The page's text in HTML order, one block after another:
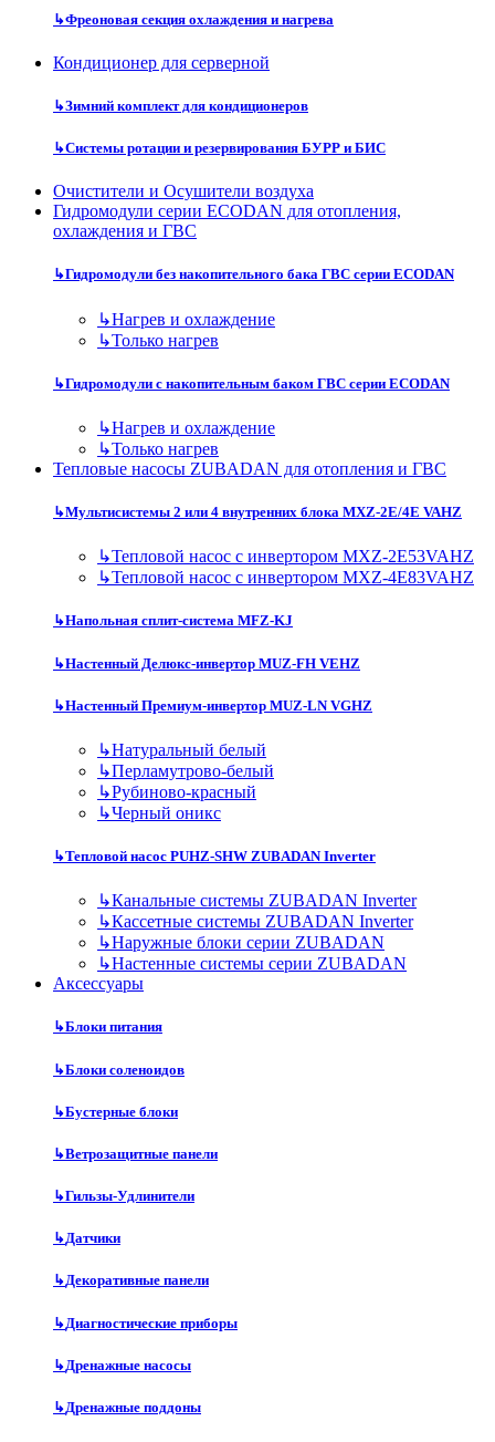
↳Фреоновая секция охлаждения и нагрева
Кондиционер для серверной
↳Зимний комплект для кондиционеров
↳Системы ротации и резервирования БУРР и БИС
Очистители и Осушители воздуха
Гидромодули серии ECODAN для отопления,
охлаждения и ГВС
↳Гидромодули без накопительного бака ГВС серии ECODAN
↳Нагрев и охлаждение
↳Только нагрев
↳Гидромодули с накопительным баком ГВС серии ECODAN
↳Нагрев и охлаждение
↳Только нагрев
Тепловые насосы ZUBADAN для отопления и ГВС
↳Мультисистемы 2 или 4 внутренних блока MXZ-2E/4E VAHZ
↳Тепловой насос с инвертором MXZ-2E53VAHZ
↳Тепловой насос с инвертором MXZ-4E83VAHZ
↳Напольная сплит-система MFZ-KJ
↳Настенный Делюкс-инвертор MUZ-FH VEHZ
↳Настенный Премиум-инвертор MUZ-LN VGHZ
↳Натуральный белый
↳Перламутрово-белый
↳Рубиново-красный
↳Черный оникс
↳Тепловой насос PUHZ-SHW ZUBADAN Inverter
↳Канальные системы ZUBADAN Inverter
↳Кассетные системы ZUBADAN Inverter
↳Наружные блоки серии ZUBADAN
↳Настенные системы серии ZUBADAN
Аксесcуары
↳Блоки питания
↳Блоки соленоидов
↳Бустерные блоки
↳Ветрозащитные панели
↳Гильзы-Удлинители
↳Датчики
↳Декоративные панели
↳Диагностические приборы
↳Дренажные насосы
↳Дренажные поддоны